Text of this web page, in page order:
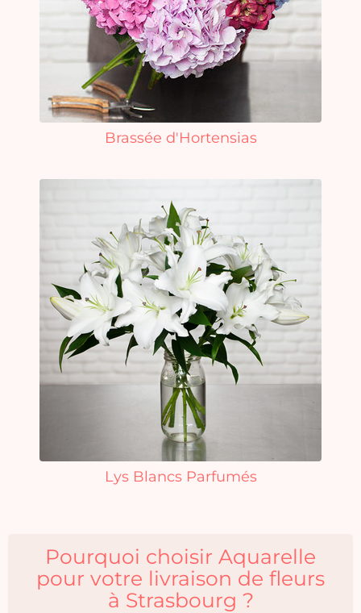
Brassée d'Hortensias
Lys Blancs Parfumés
Pourquoi choisir Aquarelle
pour votre livraison de fleurs
à Strasbourg ?